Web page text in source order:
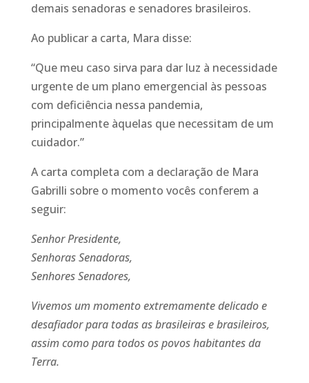
demais senadoras e senadores brasileiros.
Ao publicar a carta, Mara disse:
“Que meu caso sirva para dar luz à necessidade
urgente de um plano emergencial às pessoas
com deficiência nessa pandemia,
principalmente àquelas que necessitam de um
cuidador.”
A carta completa com a declaração de Mara
Gabrilli sobre o momento vocês conferem a
seguir:
Senhor Presidente,
Senhoras Senadoras,
Senhores Senadores,
Vivemos um momento extremamente delicado e
desafiador para todas as brasileiras e brasileiros,
assim como para todos os povos habitantes da
Terra.